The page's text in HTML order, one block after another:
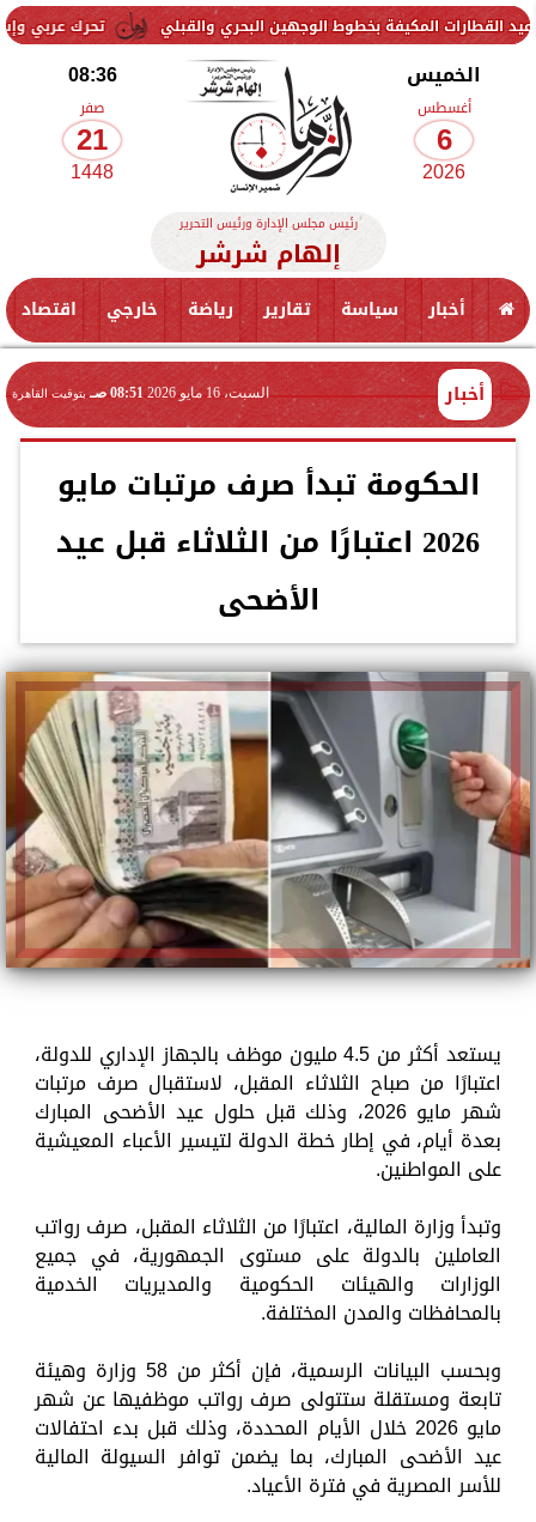
تحرك عربي وإسلامي المكيفة بخطوط الوجهين البحري والقبلي
الخميس
أغسطس
6
2026
08:36
صفر
21
1448
رئيس مجلس الإدارة ورئيس التحرير
إلهام شرشر
أخبار سياسة تقارير رياضة خارجي اقتصاد
أخبار السبت، 16 مايو 2026 08:51 صـ بتوقيت القاهرة
الحكومة تبدأ صرف مرتبات مايو
2026 اعتبارًا من الثلاثاء قبل عيد
الأضحى
يستعد أكثر من 4.5 مليون موظف بالجهاز الإداري للدولة،
اعتبارًا من صباح الثلاثاء المقبل، لاستقبال صرف مرتبات
شهر مايو 2026، وذلك قبل حلول عيد الأضحى المبارك
بعدة أيام، في إطار خطة الدولة لتيسير الأعباء المعيشية
على المواطنين.
وتبدأ وزارة المالية، اعتبارًا من الثلاثاء المقبل، صرف رواتب
العاملين بالدولة على مستوى الجمهورية، في جميع
الوزارات والهيئات الحكومية والمديريات الخدمية
بالمحافظات والمدن المختلفة.
وبحسب البيانات الرسمية، فإن أكثر من 58 وزارة وهيئة
تابعة ومستقلة ستتولى صرف رواتب موظفيها عن شهر
مايو 2026 خلال الأيام المحددة، وذلك قبل بدء احتفالات
عيد الأضحى المبارك، بما يضمن توافر السيولة المالية
للأسر المصرية في فترة الأعياد.